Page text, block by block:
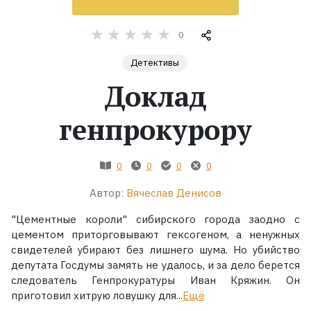
0
Детективы
Доклад
генпрокурору
0 0 0 0
Автор: Вячеслав Денисов
"Цементные короли" сибирского города заодно с
цементом приторговывают гексогеном, а ненужных
свидетелей убирают без лишнего шума. Но убийство
депутата Госдумы замять не удалось, и за дело берется
следователь Генпрокуратуры Иван Кряжин. Он
приготовил хитрую ловушку для...Ещё